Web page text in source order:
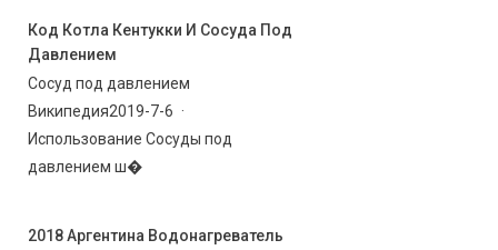
Код Котла Кентукки И Сосуда Под
Давлением
Сосуд под давлением
Википедия2019-7-6 ·
Использование Сосуды под
давлением ш�
2018 Аргентина Водонагреватель